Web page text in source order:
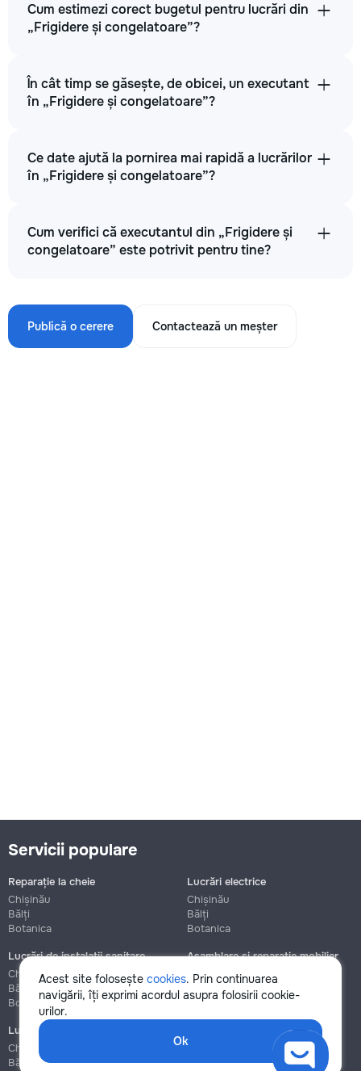
Cum estimezi corect bugetul pentru lucrări din
„Frigidere și congelatoare”?
În cât timp se găsește, de obicei, un executant
în „Frigidere și congelatoare”?
Ce date ajută la pornirea mai rapidă a lucrărilor
în „Frigidere și congelatoare”?
Cum verifici că executantul din „Frigidere și
congelatoare” este potrivit pentru tine?
Publică o cerere Contactează un meșter
Acest site folosește cookies. Prin continuarea
navigării, îți exprimi acordul asupra folosirii cookie-
urilor.
Ok
Servicii populare
Reparație la cheie
Chișinău
Bălți
Botanica
Lucrări electrice
Chișinău
Bălți
Botanica
Lucrări de instalații sanitare
Chișinău
Bălți
Botanica
Asamblare și reparație mobilier
Chișinău
Botanica
Lucrări de construcție și instalare
Chișinău
Bălți